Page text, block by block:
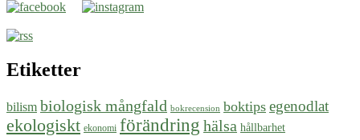
Etiketter
bilism biologisk mångfald bokrecension boktips egenodlat
ekologiskt ekonomi förändring hälsa hållbarhet